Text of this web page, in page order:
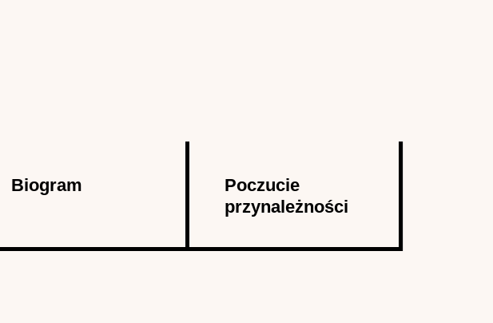
Biogram
Poczucie
przynależności